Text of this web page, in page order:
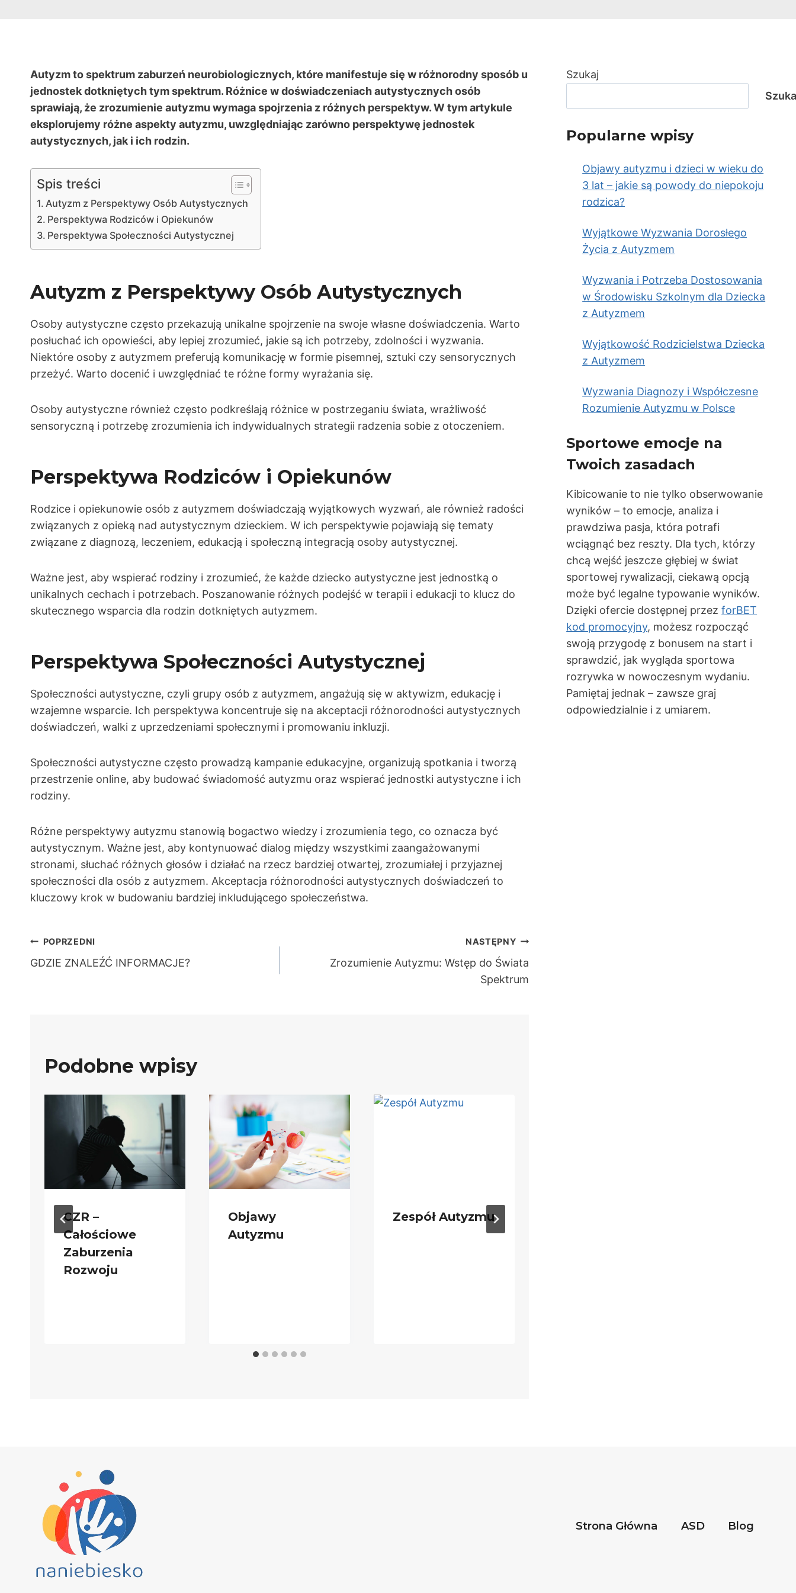
Autyzm to spektrum zaburzeń neurobiologicznych, które manifestuje się w różnorodny sposób u
jednostek dotkniętych tym spektrum. Różnice w doświadczeniach autystycznych osób
sprawiają, że zrozumienie autyzmu wymaga spojrzenia z różnych perspektyw. W tym artykule
eksplorujemy różne aspekty autyzmu, uwzględniając zarówno perspektywę jednostek
autystycznych, jak i ich rodzin.
Spis treści
Autyzm z Perspektywy Osób Autystycznych
Perspektywa Rodziców i Opiekunów
Perspektywa Społeczności Autystycznej
Autyzm z Perspektywy Osób Autystycznych
Osoby autystyczne często przekazują unikalne spojrzenie na swoje własne doświadczenia. Warto
posłuchać ich opowieści, aby lepiej zrozumieć, jakie są ich potrzeby, zdolności i wyzwania.
Niektóre osoby z autyzmem preferują komunikację w formie pisemnej, sztuki czy sensorycznych
przeżyć. Warto docenić i uwzględniać te różne formy wyrażania się.
Osoby autystyczne również często podkreślają różnice w postrzeganiu świata, wrażliwość
sensoryczną i potrzebę zrozumienia ich indywidualnych strategii radzenia sobie z otoczeniem.
Perspektywa Rodziców i Opiekunów
Rodzice i opiekunowie osób z autyzmem doświadczają wyjątkowych wyzwań, ale również radości
związanych z opieką nad autystycznym dzieckiem. W ich perspektywie pojawiają się tematy
związane z diagnozą, leczeniem, edukacją i społeczną integracją osoby autystycznej.
Ważne jest, aby wspierać rodziny i zrozumieć, że każde dziecko autystyczne jest jednostką o
unikalnych cechach i potrzebach. Poszanowanie różnych podejść w terapii i edukacji to klucz do
skutecznego wsparcia dla rodzin dotkniętych autyzmem.
Perspektywa Społeczności Autystycznej
Społeczności autystyczne, czyli grupy osób z autyzmem, angażują się w aktywizm, edukację i
wzajemne wsparcie. Ich perspektywa koncentruje się na akceptacji różnorodności autystycznych
doświadczeń, walki z uprzedzeniami społecznymi i promowaniu inkluzji.
Społeczności autystyczne często prowadzą kampanie edukacyjne, organizują spotkania i tworzą
przestrzenie online, aby budować świadomość autyzmu oraz wspierać jednostki autystyczne i ich
rodziny.
Różne perspektywy autyzmu stanowią bogactwo wiedzy i zrozumienia tego, co oznacza być
autystycznym. Ważne jest, aby kontynuować dialog między wszystkimi zaangażowanymi
stronami, słuchać różnych głosów i działać na rzecz bardziej otwartej, zrozumiałej i przyjaznej
społeczności dla osób z autyzmem. Akceptacja różnorodności autystycznych doświadczeń to
kluczowy krok w budowaniu bardziej inkludującego społeczeństwa.
Nawigacja
wpisu
POPRZEDNI
GDZIE ZNALEŹĆ INFORMACJE?
NASTĘPNY
Zrozumienie Autyzmu: Wstęp do Świata
Spektrum
Podobne wpisy
CZR –
Całościowe
Zaburzenia
Rozwoju
Objawy
Autyzmu
Zespół Autyzmu
Szukaj
Popularne wpisy
Objawy autyzmu i dzieci w wieku do
3 lat – jakie są powody do niepokoju
rodzica?
Wyjątkowe Wyzwania Dorosłego
Życia z Autyzmem
Wyzwania i Potrzeba Dostosowania
w Środowisku Szkolnym dla Dziecka
z Autyzmem
Wyjątkowość Rodzicielstwa Dziecka
z Autyzmem
Wyzwania Diagnozy i Współczesne
Rozumienie Autyzmu w Polsce
Sportowe emocje na
Twoich zasadach
Kibicowanie to nie tylko obserwowanie
wyników – to emocje, analiza i
prawdziwa pasja, która potrafi
wciągnąć bez reszty. Dla tych, którzy
chcą wejść jeszcze głębiej w świat
sportowej rywalizacji, ciekawą opcją
może być legalne typowanie wyników.
Dzięki ofercie dostępnej przezforBET
kod promocyjny, możesz rozpocząć
swoją przygodę z bonusem na start i
sprawdzić, jak wygląda sportowa
rozrywka w nowoczesnym wydaniu.
Pamiętaj jednak – zawsze graj
odpowiedzialnie i z umiarem.
Strona Główna ASD Blog